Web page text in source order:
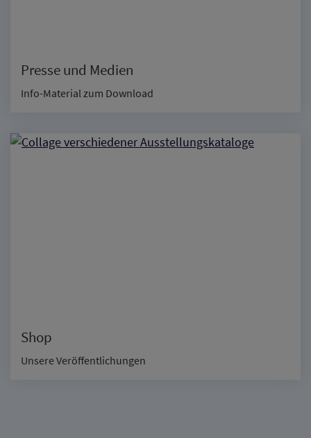
Presse und Medien
Info-Material zum Download
Shop
Unsere Veröffentlichungen